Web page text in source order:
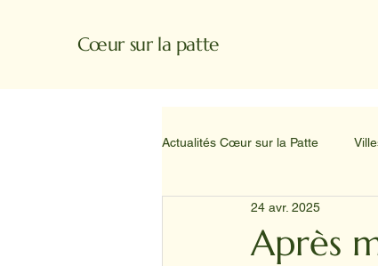
Cœur sur la patte
Actualités Cœur sur la Patte
Après
24 avr. 2025